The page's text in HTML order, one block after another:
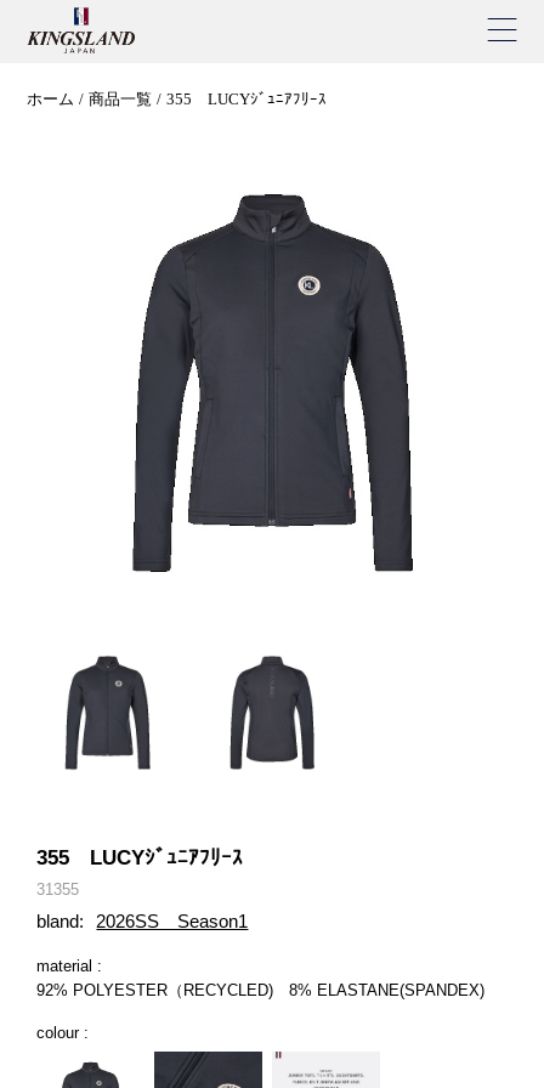
ホーム 商品一覧 355 LUCYｼﾞｭﾆｱﾌﾘｰｽ
355 LUCYｼﾞｭﾆｱﾌﾘｰｽ
31355
bland: 2026SS Season1
material :
92% POLYESTER（RECYCLED) 8% ELASTANE(SPANDEX)
colour :